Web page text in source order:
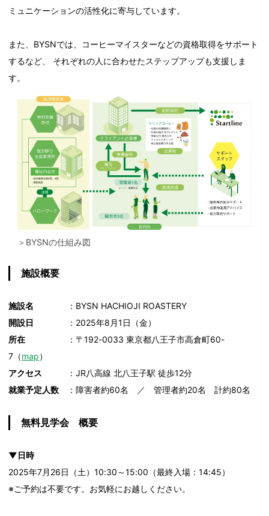
ミュニケーションの活性化に寄与しています。
また、BYSNでは、コーヒーマイスターなどの資格取得をサポート
するなど、 それぞれの人に合わせたステップアップも支援しま
す。
＞BYSNの仕組み図
施設概要
施設名 ：BYSN HACHIOJI ROASTERY
開設日
：2025年8月1日（金）
所在 ：〒192-0033 東京都八王子市高倉町60-
7（map）
アクセス ：JR八高線 北八王子駅 徒歩12分
就業予定人数 ：障害者約60名 ／ 管理者約20名 計約80名
無料見学会 概要
▼日時
2025年7月26日（土）10:30～15:00（最終入場：14:45）
※ご予約は不要です。お気軽にお越しください。